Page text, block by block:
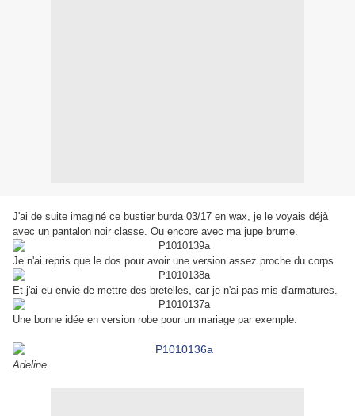
J'ai de suite imaginé ce bustier burda 03/17 en wax, je le voyais déjà
avec un pantalon noir classe. Ou encore avec ma jupe brume.
Je n'ai repris que le dos pour avoir une version assez proche du corps.
Et j'ai eu envie de mettre des bretelles, car je n'ai pas mis d'armatures.
Une bonne idée en version robe pour un mariage par exemple.
Adeline